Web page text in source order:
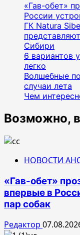
«Гав-обет»
России
ГК Natura
Сибири
6 вариантов
легко
Волшебные
случаи лета
Чем
Возможно,
НОВОСТИ
«Гав-обет»
впервые в
пар собак
Редактор